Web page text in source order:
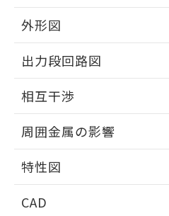
外形図
外形図
出力段回路図
出力段回路図
相互干渉
相互干渉
周囲金属の影響
周囲金属の影響
特性図
CAD
※当社の共同利用
指します。
51物質の非含有証明書
※本証明書は発行日時点
るもので、過去に遡っ
ものではありません。
また、RoHS指令のフ
物質の対応では、対応
荷製品に未対応品が混
既に当社にて対応品へ
していることから、特
り、2022年1月12日よ
す。